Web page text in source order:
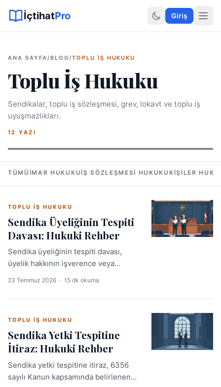
Hukuki Araçlar
İçtihatPro Giriş
ANA SAYFA/BLOG/TOPLU İŞ HUKUKU
Toplu İş Hukuku
Sendikalar, toplu iş sözleşmesi, grev, lokavt ve toplu iş
uyuşmazlıkları.
12 YAZI
TÜMÜ İMAR HUKUKU İŞ SÖZLEŞMESI HUKUKU KIŞILER
TOPLU İŞ HUKUKU
Sendika Üyeliğinin Tespiti
Davası: Hukuki Rehber
Sendika üyeliğinin tespiti davası,
üyelik hakkının işverence veya
hukuken saptanmasını sağlar.
ve emsal içtihatları bu rehberde.
23 Temmuz 2026 · 15 dk okuma
TOPLU İŞ HUKUKU
Sendika Yetki Tespitine
İtiraz: Hukuki Rehber
Sendika yetki tespitine itiraz, 6356
sayılı Kanun kapsamında belirlenen